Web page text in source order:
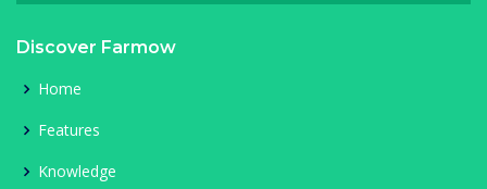
Discover Farmow
Home
Features
Knowledge